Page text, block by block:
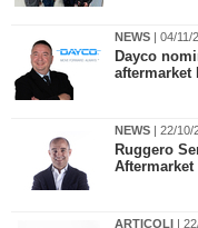
NEWS | 04/11/
​Dayco
aftermarket
NEWS | 22/10/
​Ruggero
Aftermarket
ARTICOLI |